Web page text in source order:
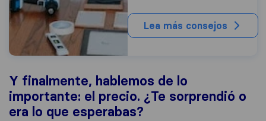
Lea más consejos
Y finalmente, hablemos de lo
importante: el precio. ¿Te sorprendió o
era lo que esperabas?